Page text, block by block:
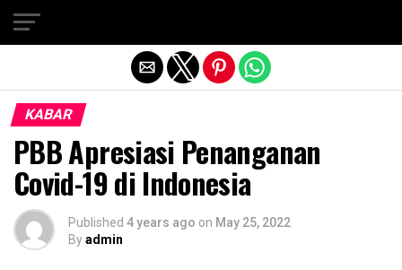
KABAR
PBB Apresiasi Penanganan
Covid-19 di Indonesia
Published 4 years ago on May 25, 2022
Byadmin